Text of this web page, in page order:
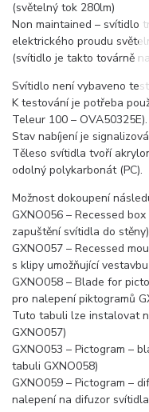
(světelný tok 280lm)
Non maintained – svítidlo
elektrického proudu
(svítidlo je takto továrně
Svítidlo není vybaveno
K testování je potřeba
Teleur 100 – OVA50325E).
Stav nabíjení je
Těleso svítidla tvoří
odolný polykarbonát (PC).
Možnost dokoupení
GXNO056 – Recessed
zapuštění svítidla do stěny)
GXNO057 – Recessed
s klipy umožňující
GXNO058 – Blade for
pro nalepení piktogramů
Tuto tabuli lze instalovat
GXNO057)
GXNO053 – Pictogram –
tabuli GXNO058)
GXNO059 – Pictogram –
nalepení na difuzor